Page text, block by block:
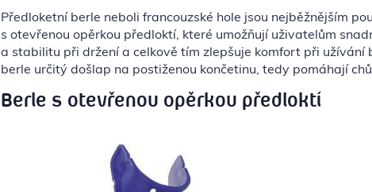
Předloketní berle neboli francouzské hole jsou nejběžnějším
s otevřenou opěrkou předloktí, které umožňují uživatelům
a stabilitu při držení a celkově tím zlepšuje komfort při
berle určitý došlap na postiženou končetinu, tedy pomáhají
Berle s otevřenou opěrkou předloktí